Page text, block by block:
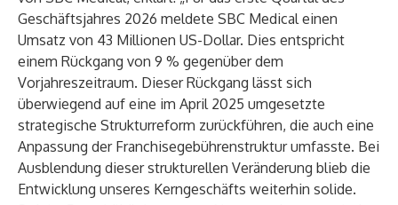
Geschäftsjahres 2026 meldete SBC Medical einen
Umsatz von 43 Millionen US-Dollar. Dies entspricht
einem Rückgang von 9 % gegenüber dem
Vorjahreszeitraum. Dieser Rückgang lässt sich
überwiegend auf eine im April 2025 umgesetzte
strategische Strukturreform zurückführen, die auch eine
Anpassung der Franchisegebührenstruktur umfasste. Bei
Ausblendung dieser strukturellen Veränderung blieb die
Entwicklung unseres Kerngeschäfts weiterhin solide.